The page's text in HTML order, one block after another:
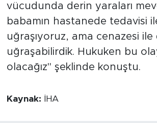
vücudunda derin yaraları
babamın hastanede tedavisi
uğraşıyoruz, ama cenazesi ile
uğraşabilirdik. Hukuken bu
olacağız" şeklinde konuştu.
Kaynak: İHA